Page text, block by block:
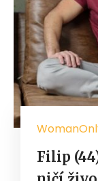
Filip